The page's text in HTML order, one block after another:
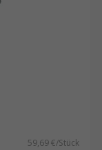
59,69 €/Stück